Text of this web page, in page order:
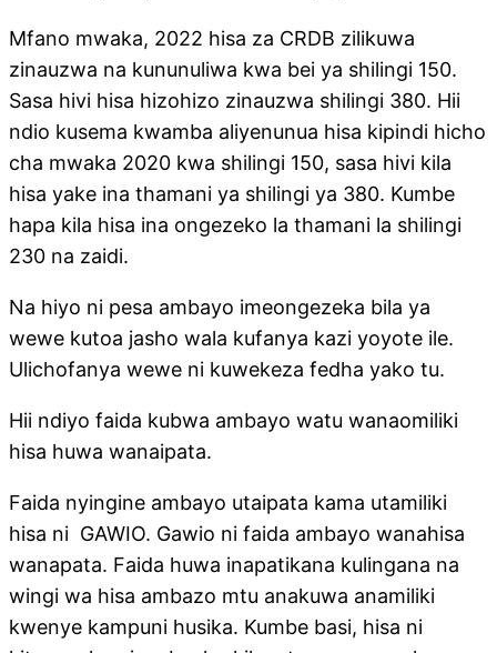
Mfano mwaka, 2022 hisa za CRDB zilikuwa
zinauzwa na kununuliwa kwa bei ya shilingi 150.
Sasa hivi hisa hizohizo zinauzwa shilingi 380. Hii
ndio kusema kwamba aliyenunua hisa kipindi hicho
cha mwaka 2020 kwa shilingi 150, sasa hivi kila
hisa yake ina thamani ya shilingi ya 380. Kumbe
hapa kila hisa ina ongezeko la thamani la shilingi
230 na zaidi.
Na hiyo ni pesa ambayo imeongezeka bila ya
wewe kutoa jasho wala kufanya kazi yoyote ile.
Ulichofanya wewe ni kuwekeza fedha yako tu.
Hii ndiyo faida kubwa ambayo watu wanaomiliki
hisa huwa wanaipata.
Faida nyingine ambayo utaipata kama utamiliki
hisa ni GAWIO. Gawio ni faida ambayo wanahisa
wanapata. Faida huwa inapatikana kulingana na
wingi wa hisa ambazo mtu anakuwa anamiliki
kwenye kampuni husika. Kumbe basi, hisa ni